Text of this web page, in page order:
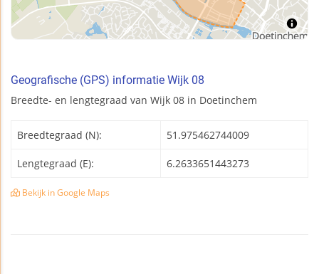
Geografische (GPS) informatie Wijk 08
Breedte- en lengtegraad van Wijk 08 in Doetinchem
Breedtegraad (N): 51.975462744009
Lengtegraad (E): 6.2633651443273
Bekijk in Google Maps